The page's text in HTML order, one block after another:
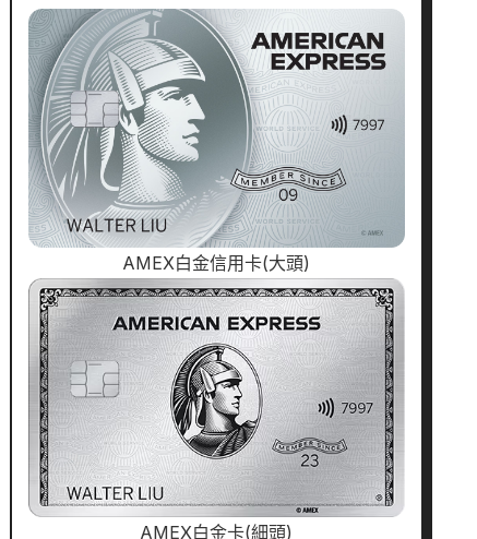
AMEX白金信用卡(大頭)
AMEX白金卡(細頭)